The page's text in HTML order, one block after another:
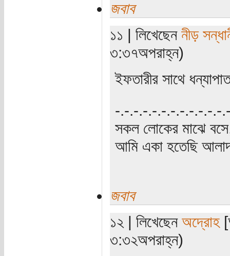
জবাব
১১ | লিখেছেন নীড়
৩:৩৭অপরাহ্ন)
ইফতারীর সাথে
‍‌-.-.-.-.-.-.-.-.-.-.-.-
সকল লোকের মাঝে
আমি একা হতেছি
জবাব
১২ | লিখেছেন অদ্রোহ
৩:৩২অপরাহ্ন)